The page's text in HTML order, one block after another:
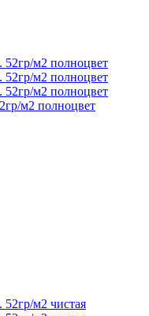
м2 полноцвет